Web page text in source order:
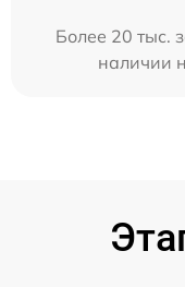
Более 20 тыс.
наличии